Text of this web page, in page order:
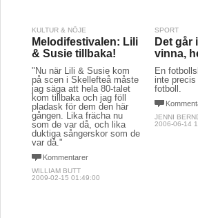
KULTUR & NÖJE
Melodifestivalen: Lili
& Susie tillbaka!
"Nu när Lili & Susie kom
på scen i Skellefteå måste
jag säga att hela 80-talet
kom tillbaka och jag föll
pladask för dem den här
gången. Lika frächa nu
som de var då, och lika
duktiga sångerskor som de
var då."
Kommentarer
WILLIAM BUTT
2009-02-15 01:49:00
SPORT
Det går
vinna,
En
inte precis
fotboll.
JENNI
2006-06-14